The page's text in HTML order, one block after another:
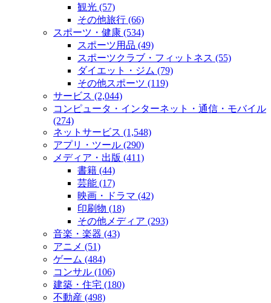
観光 (57)
その他旅行 (66)
スポーツ・健康 (534)
スポーツ用品 (49)
スポーツクラブ・フィットネス (55)
ダイエット・ジム (79)
その他スポーツ (119)
サービス (2,044)
コンピュータ・インターネット・通信・モバイル
(274)
ネットサービス (1,548)
アプリ・ツール (290)
メディア・出版 (411)
書籍 (44)
芸能 (17)
映画・ドラマ (42)
印刷物 (18)
その他メディア (293)
音楽・楽器 (43)
アニメ (51)
ゲーム (484)
コンサル (106)
建築・住宅 (180)
不動産 (498)